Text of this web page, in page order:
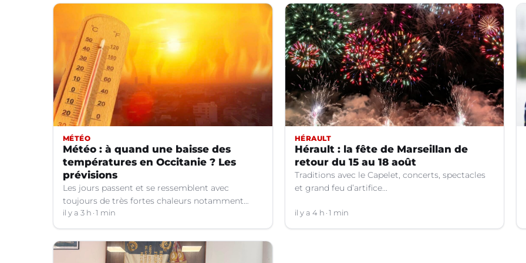
MÉTÉO
Météo : à quand une baisse des
températures en Occitanie ? Les
prévisions
Les jours passent et se ressemblent avec
toujours de très fortes chaleurs notamment
dans le Languedoc. Jusqu’à quand ?
il y a 3 h 1 min
HÉRAULT
Hérault : la fête de Marseillan de
retour du 15 au 18 août
Traditions avec le Capelet, concerts, spectacles
et grand feu d’artifice...
il y a 4 h 1 min